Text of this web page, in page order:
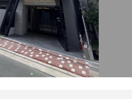
サイトマップ
閉じる